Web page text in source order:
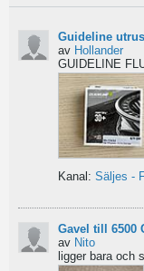
Guideline
av Hollander
Kanal: Säljes -
Gavel till 6500
av Nito